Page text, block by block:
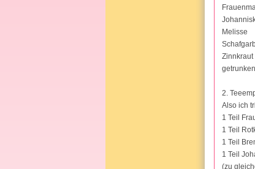
Melisse
Zinnkraut
2.
Also ich
1 Teil
1 Teil
1 Teil
1 Teil
(zu